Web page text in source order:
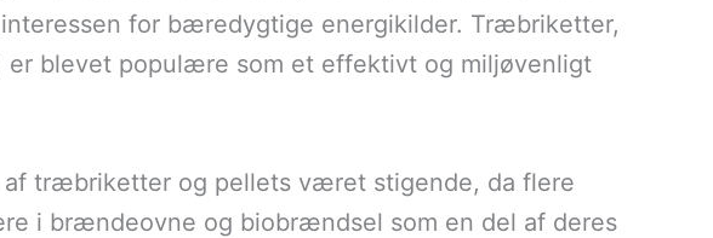
for bæredygtige energikilder. Træbriketter,
er blevet populære som et effektivt og miljøvenligt
af træbriketter og pellets været stigende, da flere
i brændeovne og biobrændsel som en del af deres